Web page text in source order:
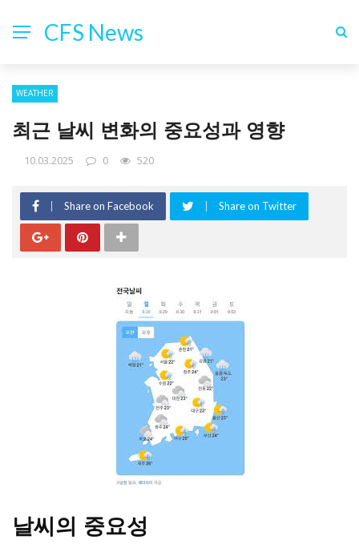
CFS News
WEATHER
최근 날씨 변화의 중요성과 영향
10.03.2025 0 520
Share on Facebook Share on Twitter
날씨의 중요성